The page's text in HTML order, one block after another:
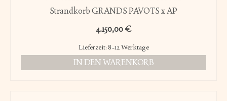
Strandkorb GRANDS PAVOTS x AP
4.150,00€
Lieferzeit:8-12 Werktage
IN DEN WARENKORB